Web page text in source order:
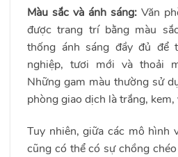
Màu sắc và ánh sáng: Văn
được trang trí bằng màu
thống ánh sáng đầy đủ để
nghiệp, tươi mới và thoải
Những gam màu thường sử
phòng giao dịch là trắng,
Tuy nhiên, giữa các mô hình
cũng có thể có sự chồng